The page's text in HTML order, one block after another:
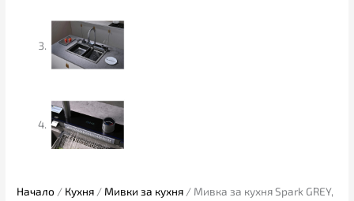
Начало / Кухня / Мивки за кухня / Мивка за кухня Spark GREY,